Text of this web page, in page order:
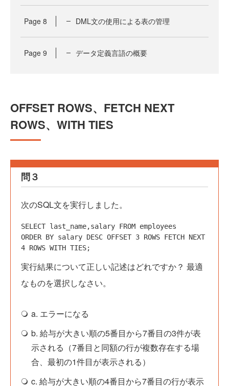
Page 8 DML文の使用による表の管理
Page 9 データ定義言語の概要
OFFSET ROWS、FETCH NEXT
ROWS、WITH TIES
問３
次のSQL文を実行しました。
SELECT last_name,salary FROM employees
ORDER BY salary DESC OFFSET 3 ROWS FETCH NEXT
4 ROWS WITH TIES;
実行結果について正しい記述はどれですか？ 最適
なものを選択しなさい。
a. エラーになる
b. 給与が大きい順の5番目から7番目の3件が表
示される（7番目と同額の行が複数存在する場
合、最初の1件目が表示される）
c. 給与が大きい順の4番目から7番目の行が表示